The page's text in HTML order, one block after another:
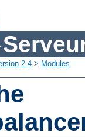
2.4 > Modules